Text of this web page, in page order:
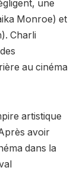
une
Monroe) et
Charli
au cinéma
artistique
avoir
dans la